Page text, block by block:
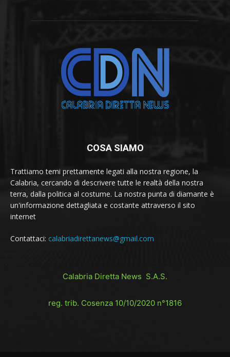
COSA SIAMO
Trattiamo temi prettamente legati alla nostra regione, la
Calabria, cercando di descrivere tutte le realtà della nostra
terra, dalla politica al costume. La nostra punta di diamante è
un'informazione dettagliata e costante attraverso il sito
internet
Contattaci: calabriadirettanews@gmail.com
Calabria Diretta News S.A.S.
reg. trib. Cosenza 10/10/2020 n°1816